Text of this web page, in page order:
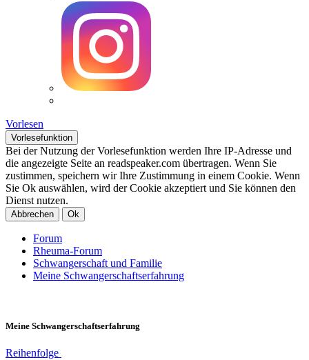
Vorlesen
Vorlesefunktion
Bei der Nutzung der Vorlesefunktion werden Ihre IP-Adresse und
die angezeigte Seite an readspeaker.com übertragen. Wenn Sie
zustimmen, speichern wir Ihre Zustimmung in einem Cookie. Wenn
Sie Ok auswählen, wird der Cookie akzeptiert und Sie können den
Dienst nutzen.
Abbrechen Ok
Forum
Rheuma-Forum
Schwangerschaft und Familie
Meine Schwangerschaftserfahrung
Meine Schwangerschaftserfahrung
Reihenfolge